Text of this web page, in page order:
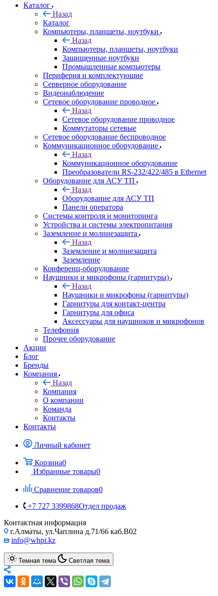
Каталог
Назад
Каталог
Компьютеры, планшеты, ноутбуки
Назад
Компьютеры, планшеты, ноутбуки
Защищенные ноутбуки
Промышленные компьютеры
Периферия и комплектующие
Серверное оборудование
Видеонаблюдение
Сетевое оборудование проводное
Назад
Сетевое оборудование проводное
Коммутаторы сетевые
Сетевое оборудование беспроводное
Коммуникационное оборудование
Назад
Коммуникационное оборудование
Преобразователи RS-232/422/485 в Ethernet
Оборудование для АСУ ТП
Назад
Оборудование для АСУ ТП
Панели оператора
Системы контроля и мониторинга
Устройства и системы электропитания
Заземление и молниезащита
Назад
Заземление и молниезащита
Заземление
Конференц-оборудование
Наушники и микрофоны (гарнитуры)
Назад
Наушники и микрофоны (гарнитуры)
Гарнитуры для контакт-центра
Гарнитуры для офиса
Аксессуары для наушников и микрофонов
Телефония
Прочее оборудование
Акции
Блог
Бренды
Компания
Назад
Компания
О компании
Команда
Контакты
Контакты
Личный кабинет
Корзина0
Избранные товары0
Сравнение товаров0
+7 727 3399868Отдел продаж
Контактная информация
г.Алматы, ул.Чаплина д.71/66 каб.B02
info@whpi.kz
Темная тема Светлая тема